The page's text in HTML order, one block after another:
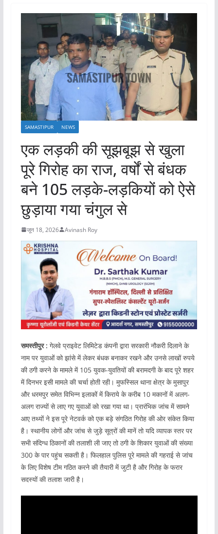
SAMASTIPUR NEWS
एक लड़की की सूझबूझ से खुला
पूरे गिरोह का राज, वर्षों से बंधक
बने 105 लड़के-लड़कियों को ऐसे
छुड़ाया गया चंगुल से
जून 18, 2026 Avinash Roy
समस्तीपुर : गेलवे प्राइवेट लिमिटेड कंपनी द्वारा सरकारी नौकरी दिलाने के
नाम पर युवाओं को झांसे में लेकर बंधक बनाकर रखने और उनसे लाखों रुपये
की ठगी करने के मामले में 105 युवक-युवतियों की बरामदगी के बाद पूरे शहर
में दिनभर इसी मामले की चर्चा होती रही। मुफस्सिल थाना क्षेत्र के मुसापुर
और धरमपुर समेत विभिन्न इलाकों में किराये के करीब 10 मकानों में अलग-
अलग राज्यों से लाए गए युवाओं को रखा गया था। प्रारंभिक जांच में सामने
आए तथ्यों ने इस पूरे नेटवर्क को एक बड़े संगठित गिरोह की ओर संकेत किया
है। स्थानीय लोगों और जांच से जुड़े सूत्रों की मानें तो यदि व्यापक स्तर पर
सभी संदिग्ध ठिकानों की तलाशी ली जाए तो ठगी के शिकार युवाओं की संख्या
300 के पार पहुंच सकती है। फिलहाल पुलिस पूरे मामले की गहराई से जांच
के लिए विशेष टीम गठित करने की तैयारी में जुटी है और गिरोह के फरार
सदस्यों की तलाश जारी है।